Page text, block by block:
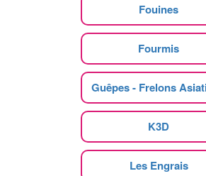
Fouines
Fourmis
Guêpes - Frelons
K3D
Les Engrais